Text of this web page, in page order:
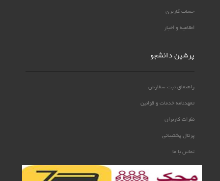
حساب کاربری
اطلاعیه و اخبار
پرشین دانشجو
راهنمای ثبت سفارش
تعهدنامه خدمات و قوانین
نظرات کاربران
پرتال پشتیبانی
تماس با ما